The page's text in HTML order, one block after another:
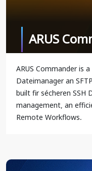
ARUS
ARUS Commander is
Dateimanager an
built fir sécheren SSH
management, an
Remote Workflows.